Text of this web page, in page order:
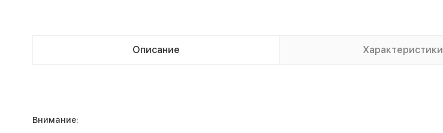
Описание Характеристики
Внимание: